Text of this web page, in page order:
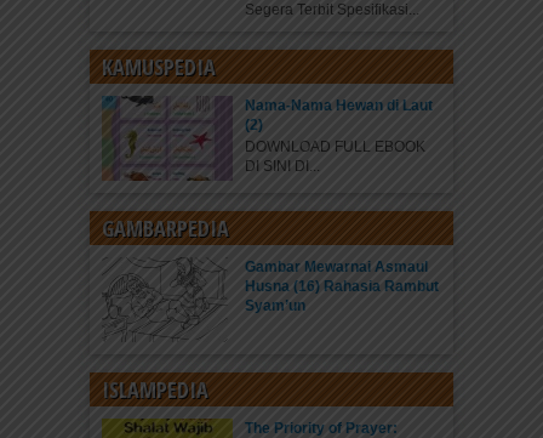
Segera Terbit Spesifikasi...
KAMUSPEDIA
Nama-Nama Hewan di Laut
(2)
DOWNLOAD FULL EBOOK
DI SINI DI...
GAMBARPEDIA
Gambar Mewarnai Asmaul
Husna (16) Rahasia Rambut
Syam’un
ISLAMPEDIA
The Priority of Prayer: